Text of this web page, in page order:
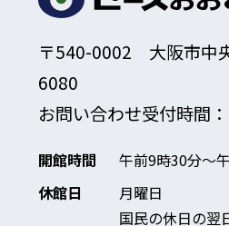
〒540-0002 大阪市中
6080
お問い合わせ受付時間
開館時間 午前9時30分～
休館日
月曜日
国民の休日の翌